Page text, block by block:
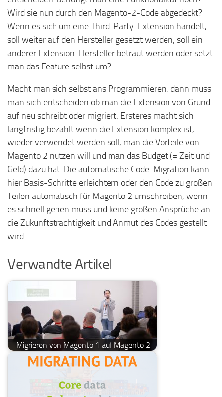
Wird sie nun durch den Magento-2-Code abgedeckt?
Wenn es sich um eine Third-Party-Extension handelt,
soll weiter auf den Hersteller gesetzt werden, soll ein
anderer Extension-Hersteller betraut werden oder setzt
man das Feature selbst um?
Macht man sich selbst ans Programmieren, dann muss
man sich entscheiden ob man die Extension von Grund
auf neu schreibt oder migriert. Ersteres macht sich
langfristig bezahlt wenn die Extension komplex ist,
wieder verwendet werden soll, man die Vorteile von
Magento 2 nutzen will und man das Budget (= Zeit und
Geld) dazu hat. Die automatische Code-Migration kann
hier Basis-Schritte erleichtern oder den Code zu großen
Teilen automatisch für Magento 2 umschreiben, wenn
es schnell gehen muss und keine großen Ansprüche an
die Zukunftsträchtigkeit und Anmut des Codes gestellt
wird.
Verwandte Artikel
Migrieren von Magento 1 auf Magento 2